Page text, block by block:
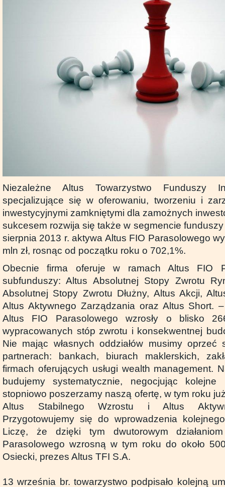
Niezależne Altus Towarzystwo Funduszy
specjalizujące się w oferowaniu, tworzeniu i
inwestycyjnymi zamkniętymi dla zamożnych
sukcesem rozwija się także w segmencie
sierpnia 2013 r. aktywa Altus FIO Parasolowego
mln zł, rosnąc od początku roku o 702,1%.
Obecnie firma oferuje w ramach Altus FIO
subfunduszy: Altus Absolutnej Stopy Zwrotu
Absolutnej Stopy Zwrotu Dłużny, Altus Akcji,
Altus Aktywnego Zarządzania oraz Altus Short.
Altus FIO Parasolowego wzrosły o blisko
wypracowanych stóp zwrotu i konsekwentnej
Nie mając własnych oddziałów musimy oprzeć
partnerach: bankach, biurach maklerskich,
firmach oferujących usługi wealth management.
budujemy systematycznie, negocjując kolejne
stopniowo poszerzamy naszą ofertę, w tym roku
Altus Stabilnego Wzrostu i Altus
Przygotowujemy się do wprowadzenia
Liczę, że dzięki tym dwutorowym
Parasolowego wzrosną w tym roku do około
Osiecki, prezes Altus TFI S.A.
13 września br. towarzystwo podpisało kolejną